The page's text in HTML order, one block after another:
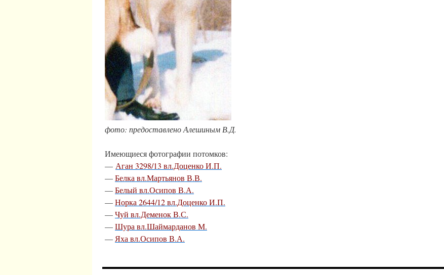
фото: предоставлено Алешиным В.Д.
Имеющиеся фотографии потомков:
— Аган 3298/13 вл.Доценко И.П.
—Белка вл.Мартьянов В.В.
—Белый вл.Осипов В.А.
—Норка 2644/12 вл.Доценко И.П.
—Чуй вл.Деменок В.С.
—Шура вл.Шаймарданов М.
— Яха вл.Осипов В.А.